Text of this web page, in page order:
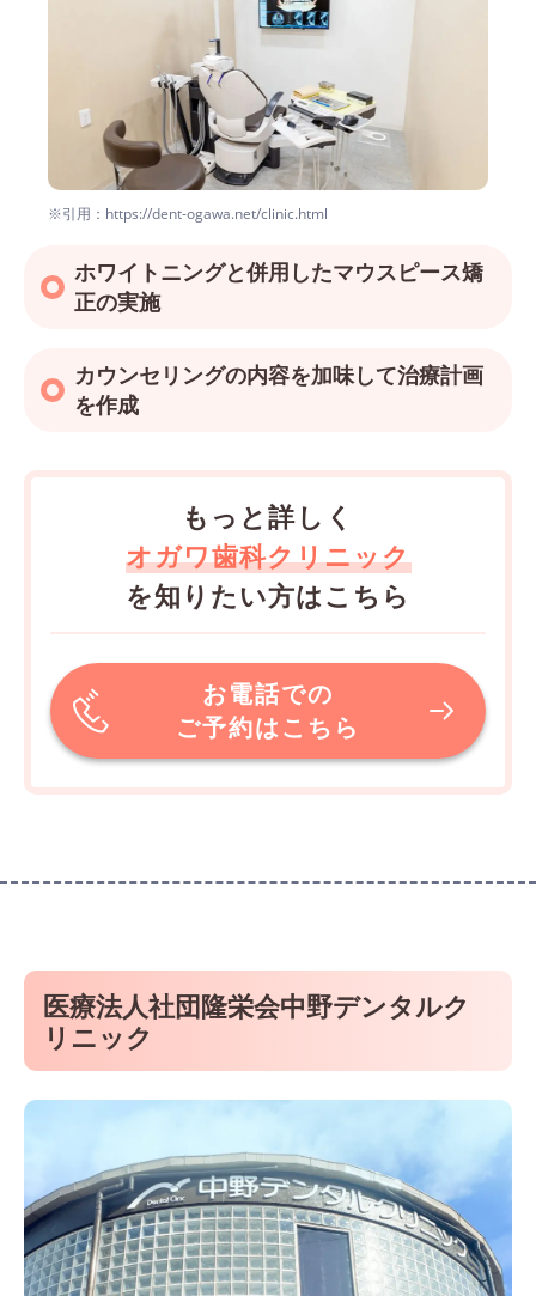
※引用：https://dent-ogawa.net/clinic.html
ホワイトニングと併用したマウスピース矯
正の実施
カウンセリングの内容を加味して治療計画
を作成
もっと詳しく
オガワ歯科クリニック
を知りたい方はこちら
お電話での
ご予約はこちら
医療法人社団隆栄会中野デンタルク
リニック